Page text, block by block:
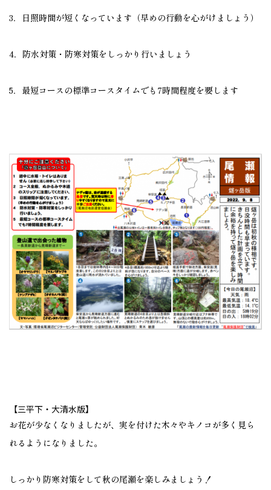
3．日照時間が短くなっています（早めの行動を心がけましょう）
4．防水対策・防寒対策をしっかり行いましょう
5．最短コースの標準コースタイムでも7時間程度を要します
【三平下・大清水版】
お花が少なくなりましたが、実を付けた木々やキノコが多く見ら
れるようになりました。
しっかり防寒対策をして秋の尾瀬を楽しみましょう！